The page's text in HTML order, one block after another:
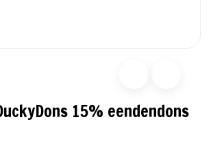
15% eendendons